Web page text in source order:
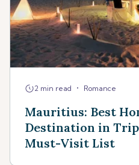
2 min read • Romance
Mauritius: Best
Destination in
Must-Visit List